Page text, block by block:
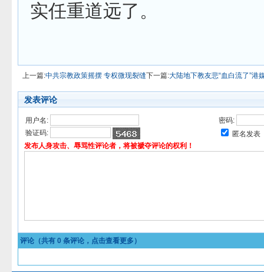
实任重道远了。
上一篇:中共宗教政策摇摆 专权微现裂缝下一篇:大陆地下教友悲“血白流了”港
发表评论
用户名:
密码:
验证码:
匿名发表
发布人身攻击、辱骂性评论者，将被褫夺评论的权利！
评论（共有 0 条评论，点击查看更多）